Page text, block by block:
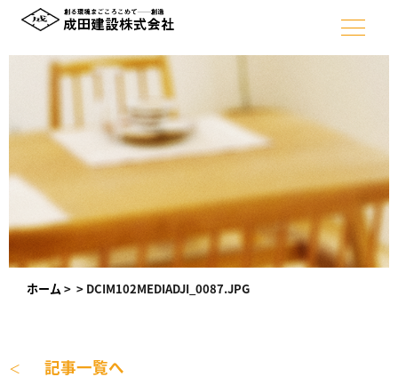
ホーム > > DCIM102MEDIADJI_0087.JPG
＜ 記事一覧へ